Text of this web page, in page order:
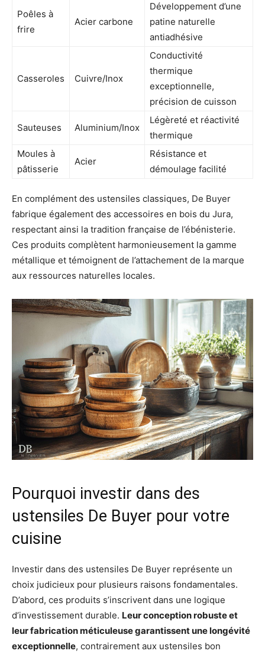
Poêles à
frire
Acier carbone
Développement d’une
patine naturelle
antiadhésive
Casseroles Cuivre/Inox
Conductivité
thermique
exceptionnelle,
précision de cuisson
Sauteuses Aluminium/Inox
Légèreté et réactivité
thermique
Moules à
pâtisserie
Acier
Résistance et
démoulage facilité
En complément des ustensiles classiques, De Buyer
fabrique également des accessoires en bois du Jura,
respectant ainsi la tradition française de l’ébénisterie.
Ces produits complètent harmonieusement la gamme
métallique et témoignent de l’attachement de la marque
aux ressources naturelles locales.
Pourquoi investir dans des
ustensiles De Buyer pour votre
cuisine
Investir dans des ustensiles De Buyer représente un
choix judicieux pour plusieurs raisons fondamentales.
D’abord, ces produits s’inscrivent dans une logique
d’investissement durable. Leur conception robuste et
leur fabrication méticuleuse garantissent une longévité
exceptionnelle, contrairement aux ustensiles bon